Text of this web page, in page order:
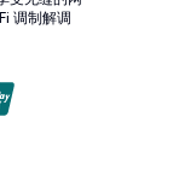
调制解调